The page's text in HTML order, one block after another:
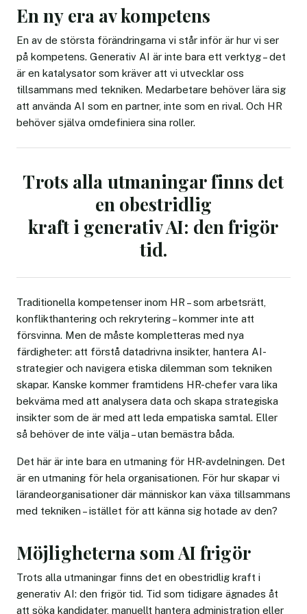
En ny era av kompetens
En av de största förändringarna vi står inför är hur vi ser
på kompetens. Generativ AI är inte bara ett verktyg – det
är en katalysator som kräver att vi utvecklar oss
tillsammans med tekniken. Medarbetare behöver lära sig
att använda AI som en partner, inte som en rival. Och HR
behöver själva omdefiniera sina roller.
Trots alla utmaningar finns det
en obestridlig
kraft i generativ AI: den frigör
tid.
Traditionella kompetenser inom HR – som arbetsrätt,
konflikthantering och rekrytering – kommer inte att
försvinna. Men de måste kompletteras med nya
färdigheter: att förstå datadrivna insikter, hantera AI-
strategier och navigera etiska dilemman som tekniken
skapar. Kanske kommer framtidens HR-chefer vara lika
bekväma med att analysera data och skapa strategiska
insikter som de är med att leda empatiska samtal. Eller
så behöver de inte välja – utan bemästra båda.
Det här är inte bara en utmaning för HR-avdelningen. Det
är en utmaning för hela organisationen. För hur skapar vi
lärandeorganisationer där människor kan växa tillsammans
med tekniken – istället för att känna sig hotade av den?
Möjligheterna som AI frigör
Trots alla utmaningar finns det en obestridlig kraft i
generativ AI: den frigör tid. Tid som tidigare ägnades åt
att söka kandidater, manuellt hantera administration eller